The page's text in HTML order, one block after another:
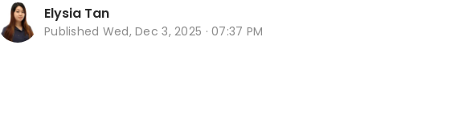
Elysia Tan
Published Wed, Dec 3, 2025 · 07:37 PM